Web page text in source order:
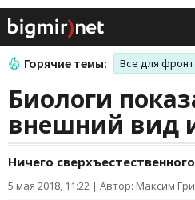
Горячие темы: Все для
Биологи
внешний вид
Ничего
5 мая 2018, 11:22 | Автор: Максим